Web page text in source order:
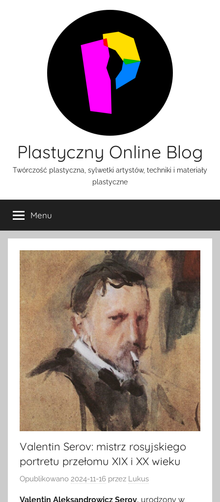
Plastyczny Online Blog
Twórczość plastyczna, sylwetki artystów, techniki i materiały
plastyczne
Menu
Valentin Serov: mistrz rosyjskiego
portretu przełomu XIX i XX wieku
Opublikowano 2024-11-16 przez Lukus
Valentin Aleksandrowicz Serov, urodzony w